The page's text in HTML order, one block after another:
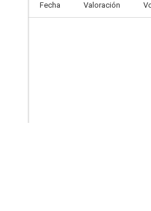
Fecha Valoración